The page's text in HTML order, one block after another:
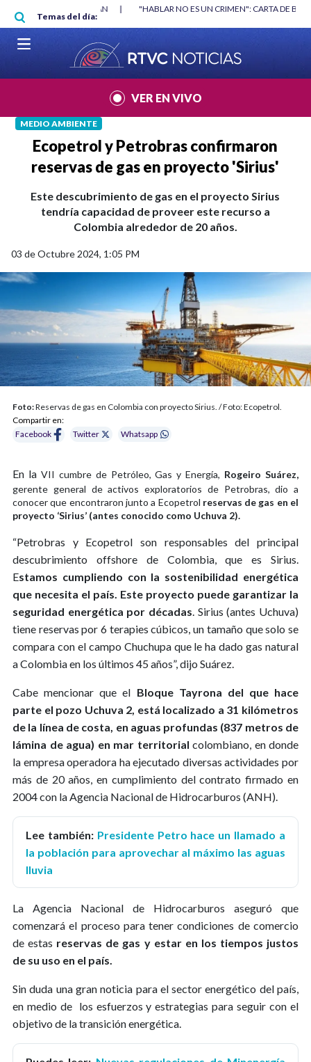
Pasar al contenido principal
Temas del día:
"HABLAR NO ES UN CRIMEN": CARTA DE BETO CORAL |
VER EN VIVO
MEDIO AMBIENTE
Ecopetrol y Petrobras confirmaron
reservas de gas en proyecto 'Sirius'
Este descubrimiento de gas en el proyecto Sirius
tendría capacidad de proveer este recurso a
Colombia alrededor de 20 años.
03 de Octubre 2024, 1:05 PM
Foto:Reservas de gas en Colombia con proyecto Sirius. / Foto: Ecopetrol.
Compartir en:
Facebook
Twitter Whatsapp
En la VII cumbre de Petróleo, Gas y Energía, Rogeiro Suárez,
gerente general de activos exploratorios de Petrobras, dio a
conocer que encontraron junto a Ecopetrol reservas de gas en el
proyecto ‘Sirius’ (antes conocido como Uchuva 2).
“Petrobras y Ecopetrol son responsables del principal
descubrimiento offshore de Colombia, que es Sirius.
Estamos cumpliendo con la sostenibilidad energética
que necesita el país. Este proyecto puede garantizar la
seguridad energética por décadas. Sirius (antes Uchuva)
tiene reservas por 6 terapies cúbicos, un tamaño que solo se
compara con el campo Chuchupa que le ha dado gas natural
a Colombia en los últimos 45 años”, dijo Suárez.
Cabe mencionar que el Bloque Tayrona del que hace
parte el pozo Uchuva 2, está localizado a 31 kilómetros
de la línea de costa, en aguas profundas (837 metros de
lámina de agua) en mar territorial colombiano, en donde
la empresa operadora ha ejecutado diversas actividades por
más de 20 años, en cumplimiento del contrato firmado en
2004 con la Agencia Nacional de Hidrocarburos (ANH).
Lee también: Presidente Petro hace un llamado a
la población para aprovechar al máximo las aguas
lluvia
La Agencia Nacional de Hidrocarburos aseguró que
comenzará el proceso para tener condiciones de comercio
de estas reservas de gas y estar en los tiempos justos
de su uso en el país.
Sin duda una gran noticia para el sector energético del país,
en medio de los esfuerzos y estrategias para seguir con el
objetivo de la transición energética.